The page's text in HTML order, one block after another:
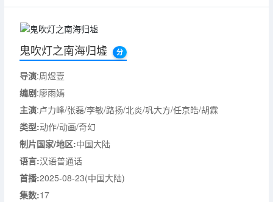
鬼吹灯之南海归墟 分
导演:周煜壹
编剧:廖雨嫣
主演:卢力峰/张磊/李敏/路扬/北炎/巩大方/任京皓/胡霖
类型:动作/动画/奇幻
制片国家/地区:中国大陆
语言:汉语普通话
首播:2025-08-23(中国大陆)
集数:17